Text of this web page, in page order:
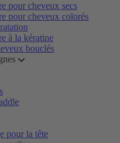
pour cheveux secs
pour cheveux colorés
à la kératine
bouclés
pour la tête